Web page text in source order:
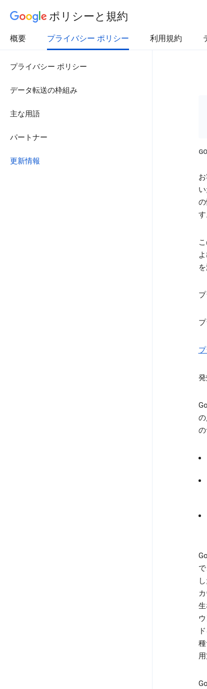
ポリシーと規約
概要 プライバシー ポリシー 利用規約
プライバシー ポリシー
データ転送の枠組み
主な用語
パートナー
更新情報
す